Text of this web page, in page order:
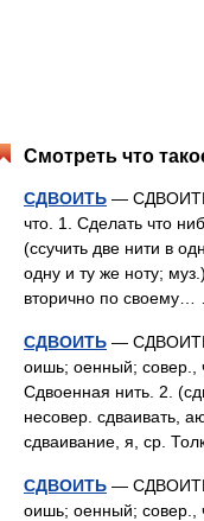
Смотреть что
СДВОИТЬ — СДВОИТЬ,
что. 1. Сделать что
(ссучить две нити в
одну и ту же ноту;
вторично по
СДВОИТЬ —
оишь; оенный; совер.,
Сдвоенная нить. 2.
несовер. сдваивать,
сдваивание, я, ср.
СДВОИТЬ —
оишь; оенный; совер.,